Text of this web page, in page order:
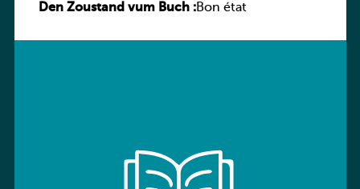
Sprachbuch
Den Zoustand vum Buch :Bon état